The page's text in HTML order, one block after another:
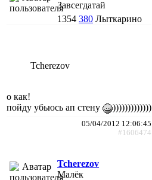
Завсегдатай
1354 380 Лыткарино
Tcherezov
о как!
пойду убьюсь ап стену
)))))))))))))
05/04/2012 12:06:45
#1606474
Tcherezov
Малёк